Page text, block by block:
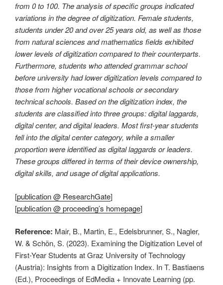
from 0 to 100. The analysis of specific groups indicated
variations in the degree of digitization. Female students,
students under 20 and over 25 years old, as well as those
from natural sciences and mathematics fields exhibited
lower levels of digitization compared to their counterparts.
Furthermore, students who attended grammar school
before university had lower digitization levels compared to
those from higher vocational schools or secondary
technical schools. Based on the digitization index, the
students are classified into three groups: digital laggards,
digital center, and digital leaders. Most first-year students
fell into the digital center category, while a smaller
proportion were identified as digital laggards or leaders.
These groups differed in terms of their device ownership,
digital skills, and usage of digital applications.
[publication @ ResearchGate]
[publication @ proceeding’s homepage]
Reference: Mair, B., Martin, E., Edelsbrunner, S., Nagler,
W. & Schön, S. (2023). Examining the Digitization Level of
First-Year Students at Graz University of Technology
(Austria): Insights from a Digitization Index. In T. Bastiaens
(Ed.), Proceedings of EdMedia + Innovate Learning (pp.